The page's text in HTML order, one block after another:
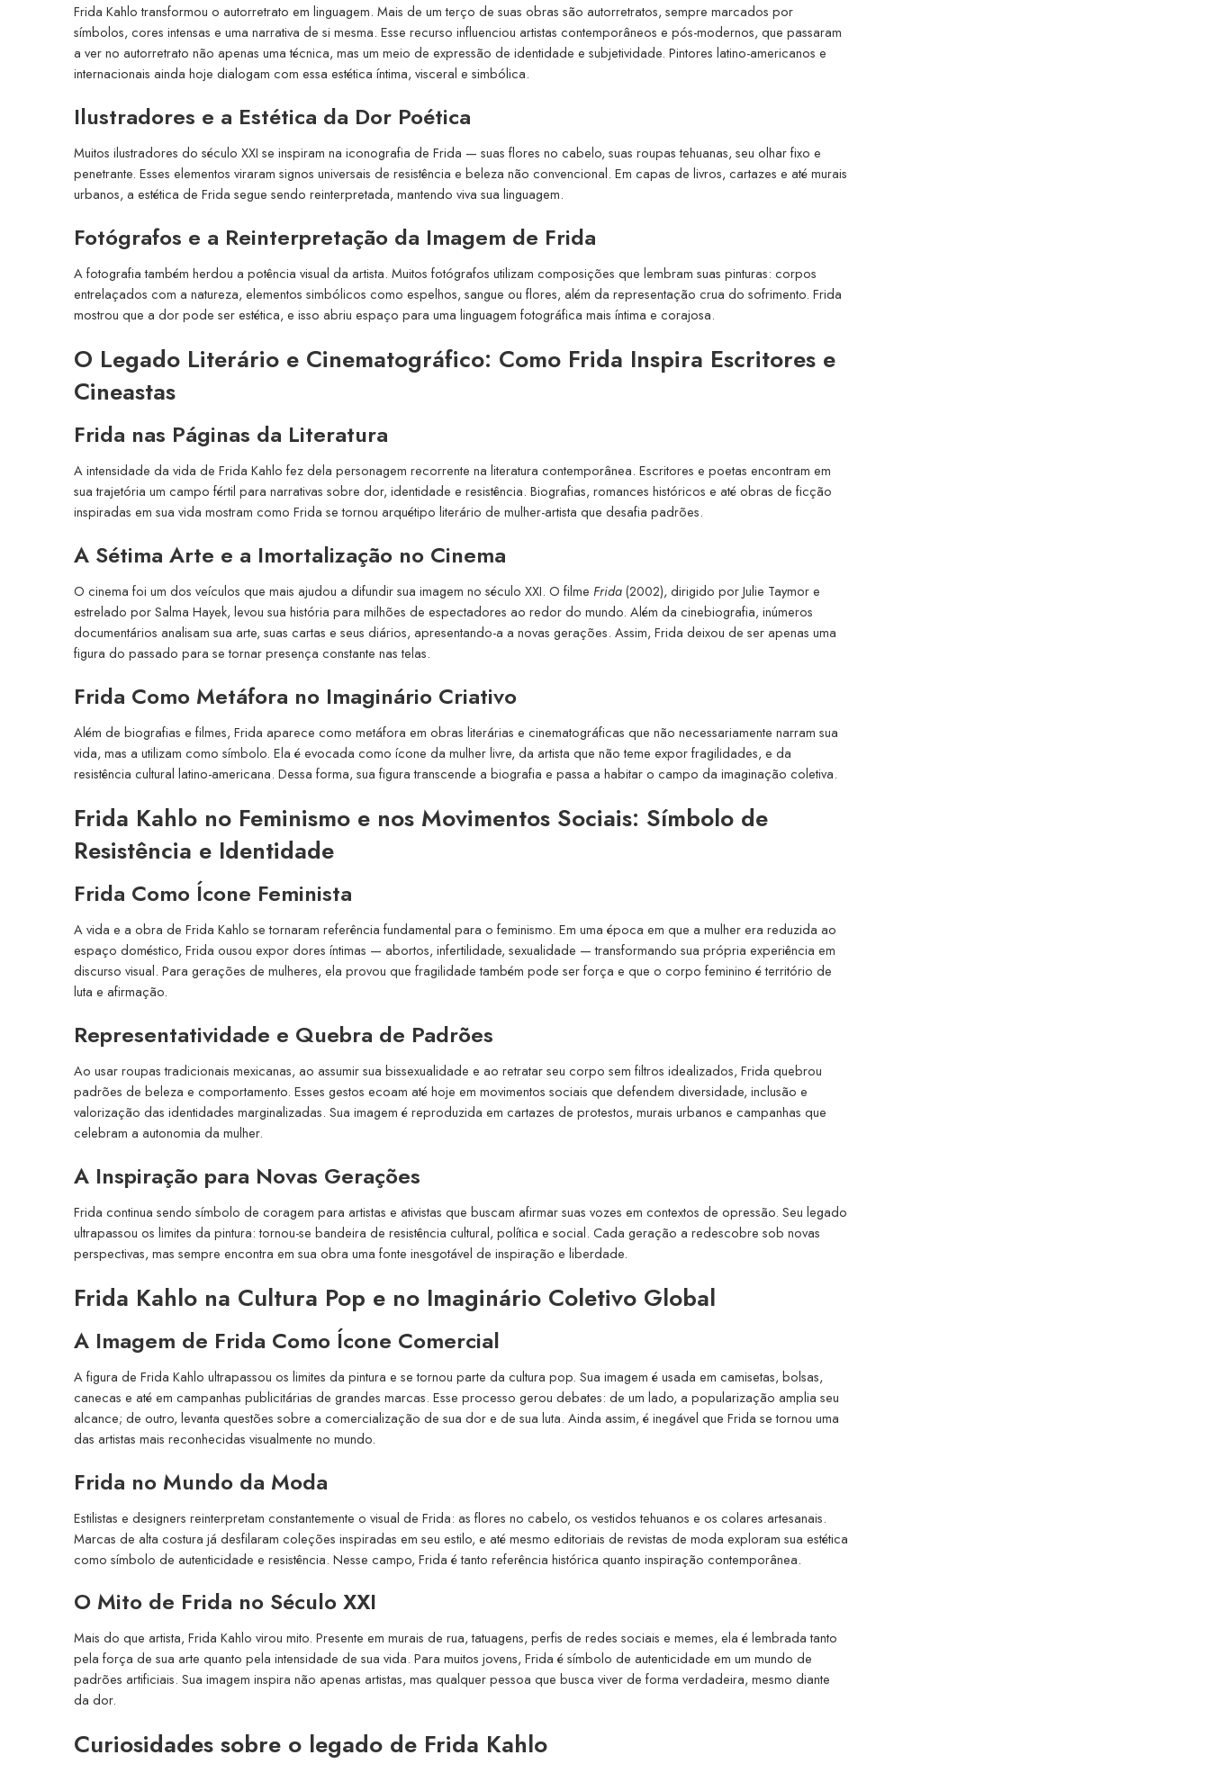
Frida Kahlo transformou o autorretrato em linguagem. Mais de um terço de suas obras são autorretratos, sempre marcados por
símbolos, cores intensas e uma narrativa de si mesma. Esse recurso influenciou artistas contemporâneos e pós-modernos, que passaram
a ver no autorretrato não apenas uma técnica, mas um meio de expressão de identidade e subjetividade. Pintores latino-americanos e
internacionais ainda hoje dialogam com essa estética íntima, visceral e simbólica.
Ilustradores e a Estética da Dor Poética
Muitos ilustradores do século XXI se inspiram na iconografia de Frida — suas flores no cabelo, suas roupas tehuanas, seu olhar fixo e
penetrante. Esses elementos viraram signos universais de resistência e beleza não convencional. Em capas de livros, cartazes e até murais
urbanos, a estética de Frida segue sendo reinterpretada, mantendo viva sua linguagem.
Fotógrafos e a Reinterpretação da Imagem de Frida
A fotografia também herdou a potência visual da artista. Muitos fotógrafos utilizam composições que lembram suas pinturas: corpos
entrelaçados com a natureza, elementos simbólicos como espelhos, sangue ou flores, além da representação crua do sofrimento. Frida
mostrou que a dor pode ser estética, e isso abriu espaço para uma linguagem fotográfica mais íntima e corajosa.
O Legado Literário e Cinematográfico: Como Frida Inspira Escritores e
Cineastas
Frida nas Páginas da Literatura
A intensidade da vida de Frida Kahlo fez dela personagem recorrente na literatura contemporânea. Escritores e poetas encontram em
sua trajetória um campo fértil para narrativas sobre dor, identidade e resistência. Biografias, romances históricos e até obras de ficção
inspiradas em sua vida mostram como Frida se tornou arquétipo literário de mulher-artista que desafia padrões.
A Sétima Arte e a Imortalização no Cinema
O cinema foi um dos veículos que mais ajudou a difundir sua imagem no século XXI. O filme Frida(2002), dirigido por Julie Taymor e
estrelado por Salma Hayek, levou sua história para milhões de espectadores ao redor do mundo. Além da cinebiografia, inúmeros
documentários analisam sua arte, suas cartas e seus diários, apresentando-a a novas gerações. Assim, Frida deixou de ser apenas uma
figura do passado para se tornar presença constante nas telas.
Frida Como Metáfora no Imaginário Criativo
Além de biografias e filmes, Frida aparece como metáfora em obras literárias e cinematográficas que não necessariamente narram sua
vida, mas a utilizam como símbolo. Ela é evocada como ícone da mulher livre, da artista que não teme expor fragilidades, e da
resistência cultural latino-americana. Dessa forma, sua figura transcende a biografia e passa a habitar o campo da imaginação coletiva.
Frida Kahlo no Feminismo e nos Movimentos Sociais: Símbolo de
Resistência e Identidade
Frida Como Ícone Feminista
A vida e a obra de Frida Kahlo se tornaram referência fundamental para o feminismo. Em uma época em que a mulher era reduzida ao
espaço doméstico, Frida ousou expor dores íntimas — abortos, infertilidade, sexualidade — transformando sua própria experiência em
discurso visual. Para gerações de mulheres, ela provou que fragilidade também pode ser força e que o corpo feminino é território de
luta e afirmação.
Representatividade e Quebra de Padrões
Ao usar roupas tradicionais mexicanas, ao assumir sua bissexualidade e ao retratar seu corpo sem filtros idealizados, Frida quebrou
padrões de beleza e comportamento. Esses gestos ecoam até hoje em movimentos sociais que defendem diversidade, inclusão e
valorização das identidades marginalizadas. Sua imagem é reproduzida em cartazes de protestos, murais urbanos e campanhas que
celebram a autonomia da mulher.
A Inspiração para Novas Gerações
Frida continua sendo símbolo de coragem para artistas e ativistas que buscam afirmar suas vozes em contextos de opressão. Seu legado
ultrapassou os limites da pintura: tornou-se bandeira de resistência cultural, política e social. Cada geração a redescobre sob novas
perspectivas, mas sempre encontra em sua obra uma fonte inesgotável de inspiração e liberdade.
Frida Kahlo na Cultura Pop e no Imaginário Coletivo Global
A Imagem de Frida Como Ícone Comercial
A figura de Frida Kahlo ultrapassou os limites da pintura e se tornou parte da cultura pop. Sua imagem é usada em camisetas, bolsas,
canecas e até em campanhas publicitárias de grandes marcas. Esse processo gerou debates: de um lado, a popularização amplia seu
alcance; de outro, levanta questões sobre a comercialização de sua dor e de sua luta. Ainda assim, é inegável que Frida se tornou uma
das artistas mais reconhecidas visualmente no mundo.
Frida no Mundo da Moda
Estilistas e designers reinterpretam constantemente o visual de Frida: as flores no cabelo, os vestidos tehuanos e os colares artesanais.
Marcas de alta costura já desfilaram coleções inspiradas em seu estilo, e até mesmo editoriais de revistas de moda exploram sua estética
como símbolo de autenticidade e resistência. Nesse campo, Frida é tanto referência histórica quanto inspiração contemporânea.
O Mito de Frida no Século XXI
Mais do que artista, Frida Kahlo virou mito. Presente em murais de rua, tatuagens, perfis de redes sociais e memes, ela é lembrada tanto
pela força de sua arte quanto pela intensidade de sua vida. Para muitos jovens, Frida é símbolo de autenticidade em um mundo de
padrões artificiais. Sua imagem inspira não apenas artistas, mas qualquer pessoa que busca viver de forma verdadeira, mesmo diante
da dor.
Curiosidades sobre o legado de Frida Kahlo